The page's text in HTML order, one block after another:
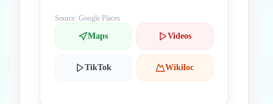
Source: Google Places
Maps Videos
TikTok Wikiloc